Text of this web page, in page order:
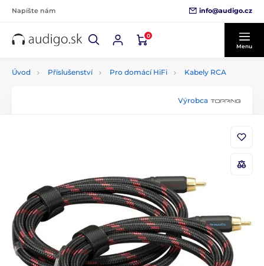
Napíšte nám info@audigo.cz
0
Menu
Úvod Příslušenství Pro domácí HiFi Kabely RCA
Výrobca